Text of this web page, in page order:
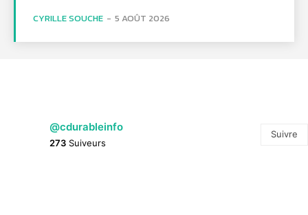
CYRILLE SOUCHE - 5 AOÛT 2026
@cdurableinfo
273 Suiveurs
Suivre